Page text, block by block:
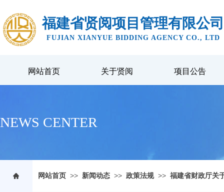
福建省贤阅项目管理有限公司
FUJIAN XIANYUE BIDDING AGENCY CO., LTD
网站首页 关于贤阅 项目公告
NEWS CENTER
网站首页 >> 新闻动态 >> 政策法规 >> 福建省财政厅关